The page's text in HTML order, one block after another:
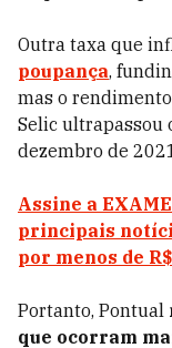
Outra taxa que
poupança,
mas o
Selic ultrapassou
dezembro de
Assine a
principais
por menos de
Portanto, Pontual
que ocorram